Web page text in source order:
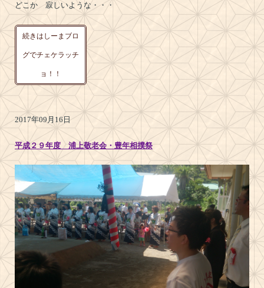
どこか 寂しいような・・・
続きはしーまブロ
グでチェケラッチ
ョ！！
2017年09月16日
平成２９年度 浦上敬老会・豊年相撲祭